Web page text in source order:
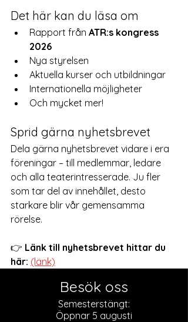
Det här kan du läsa om
Rapport från ATR:s kongress
2026
Nya styrelsen
Aktuella kurser och utbildningar
Internationella möjligheter
Och mycket mer!
Sprid gärna nyhetsbrevet
Dela gärna nyhetsbrevet vidare i era
föreningar – till medlemmar, ledare
och alla teaterintresserade. Ju fler
som tar del av innehållet, desto
starkare blir vår gemensamma
rörelse.
👉 Länk till nyhetsbrevet hittar du
här: (länk)
Besök oss
Semesterstängt:
Öppnar 5 augusti